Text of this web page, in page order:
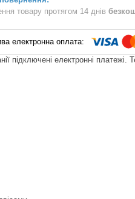
товару протягом 14 днів
підключені електронні